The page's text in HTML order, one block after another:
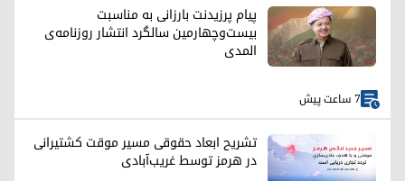
پیام پرزیدنت بارزانی به مناسبت
بیست‌وچهارمین سالگرد انتشار روزنامه‌ی
المدی
7 ساعت پیش
تشریح ابعاد حقوقی مسیر موقت کشتیرانی
در هرمز توسط غریب‌آبادی